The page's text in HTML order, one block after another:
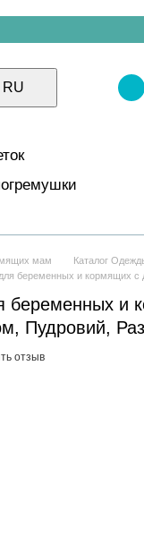
RU
мам Каталог
беременных и кормящих с
беременных и
Пудровий,
отзыв